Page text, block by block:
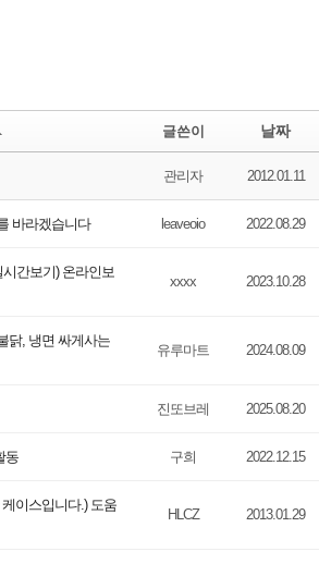
글쓴이 날짜
관리자 2012.01.11
바라겠습니다 leaveoio 2022.08.29
간보기) 온라인보
xxxx 2023.10.28
닭, 냉면 싸게사는
유루마트 2024.08.09
진또브레 2025.08.20
동 구희 2022.12.15
이스입니다.) 도움
HLCZ 2013.01.29